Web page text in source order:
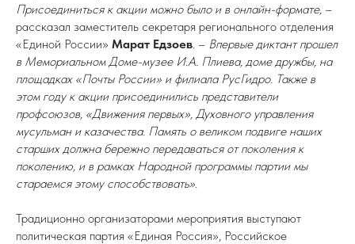
Присоединиться к акции можно было и в онлайн-формате, –
рассказал заместитель секретаря регионального отделения
«Единой России» Марат Едзоев. – Впервые диктант прошел
в Мемориальном Доме-музее И.А. Плиева, доме дружбы, на
площадках «Почты России» и филиала РусГидро. Также в
этом году к акции присоединились представители
профсоюзов, «Движения первых», Духовного управления
мусульман и казачества. Память о великом подвиге наших
старших должна бережно передаваться от поколения к
поколению, и в рамках Народной программы партии мы
стараемся этому способствовать».
Традиционно организаторами мероприятия выступают
политическая партия «Единая Россия», Российское